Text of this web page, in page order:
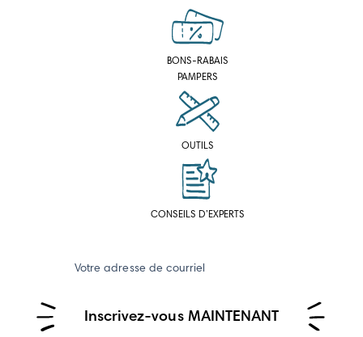
BONS-RABAIS
PAMPERS
OUTILS
CONSEILS D’EXPERTS
Votre adresse de courriel
Inscrivez-vous MAINTENANT